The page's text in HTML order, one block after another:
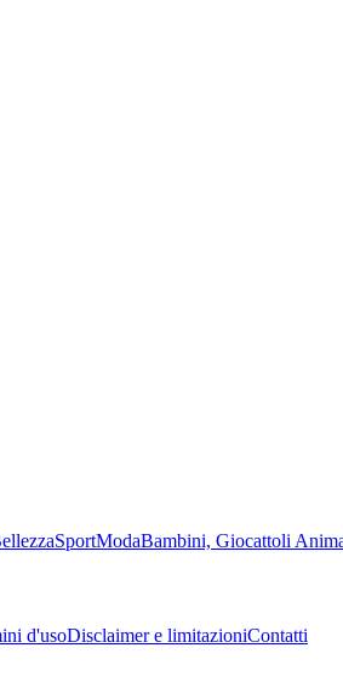
SportModaBambini, Giocattoli
d'usoDisclaimer e limitazioniContatti